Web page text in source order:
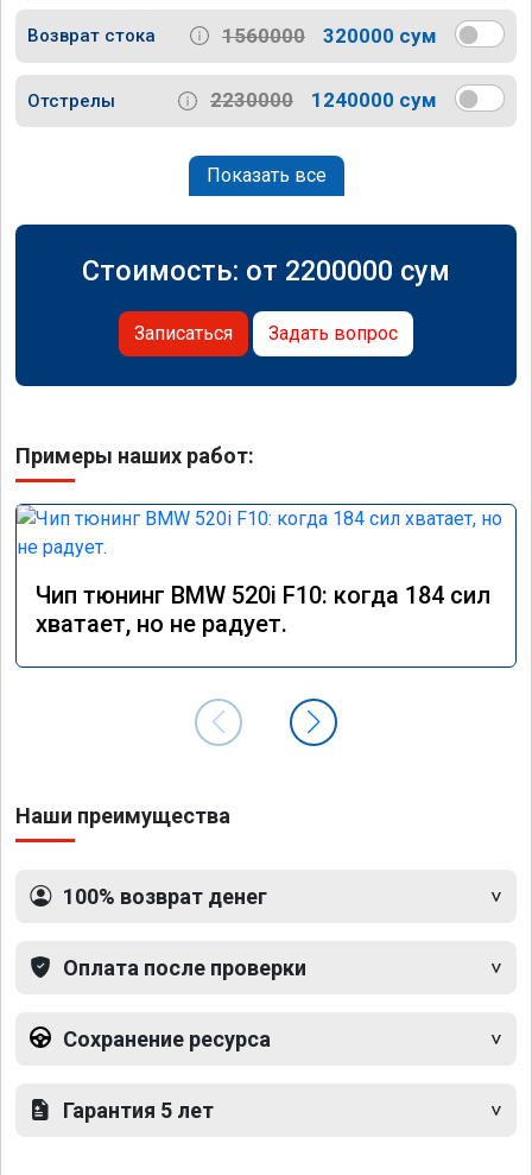
Возврат стока 1560000 320000 сум
Отстрелы 2230000 1240000 сум
Показать все
Стоимость: от 2200000 сум
Записаться Задать вопрос
Примеры наших работ:
Чип тюнинг BMW 520i F10: когда 184 сил
хватает, но не радует.
Наши преимущества
100% возврат денег
Оплата после проверки
Сохранение ресурса
Гарантия 5 лет